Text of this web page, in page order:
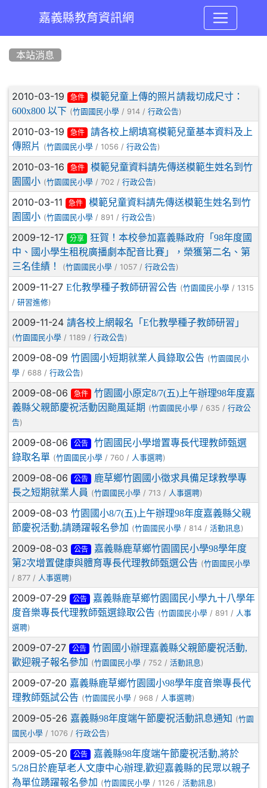
嘉義縣教育資訊網
本站消息
文章列表
2010-03-19 急件
模範兒童上傳的照片請裁切成尺寸：
600x800 以下 (竹園國民小學 / 914 / 行政公告)
2010-03-19 急件
請各校上網填寫模範兒童基本資料及上
傳照片 (竹園國民小學 / 1056 / 行政公告)
2010-03-16 急件
模範兒童資料請先傳送模範生姓名到竹
園國小 (竹園國民小學 / 702 / 行政公告)
2010-03-11 急件
模範兒童資料請先傳送模範生姓名到竹
園國小 (竹園國民小學 / 891 / 行政公告)
2009-12-17 分享
狂賀！本校參加嘉義縣政府「98年度國
中、國小學生租稅廣播劇本配音比賽」，榮獲第二名、第
三名佳績！
(竹園國民小學 / 1057 / 行政公告)
2009-11-27 E化教學種子教師研習公告 (竹園國民小學 / 1315
/ 研習進修)
2009-11-24 請各校上網報名「E化教學種子教師研習」
(竹園國民小學 / 1189 / 行政公告)
2009-08-09 竹園國小短期就業人員錄取公告 (竹園國民小
學 / 688 / 行政公告)
2009-08-06 急件
竹園國小原定8/7(五)上午辦理98年度嘉
義縣父親節慶祝活動因颱風延期 (竹園國民小學 / 635 / 行政公
告)
2009-08-06 公告
竹園國民小學增置專長代理教師甄選
錄取名單 (竹園國民小學 / 760 / 人事選聘)
2009-08-06 公告
鹿草鄉竹園國小徵求具備足球教學專
長之短期就業人員 (竹園國民小學 / 713 / 人事選聘)
2009-08-03 竹園國小8/7(五)上午辦理98年度嘉義縣父親
節慶祝活動,請踴躍報名參加 (竹園國民小學 / 814 / 活動訊息 )
2009-08-03 公告
嘉義縣鹿草鄉竹園國民小學98學年度
第2次增置健康與體育專長代理教師甄選公告 (竹園國民小學
/ 877 / 人事選聘)
2009-07-29 公告
嘉義縣鹿草鄉竹園國民小學九十八學年
度音樂專長代理教師甄選錄取公告 (竹園國民小學 / 891 / 人事
選聘)
2009-07-27 公告
竹園國小辦理嘉義縣父親節慶祝活動,
歡迎親子報名參加 (竹園國民小學 / 752 / 活動訊息 )
2009-07-20 嘉義縣鹿草鄉竹園國小98學年度音樂專長代
理教師甄試公告 (竹園國民小學 / 968 / 人事選聘)
2009-05-26 嘉義縣98年度端午節慶祝活動訊息通知 (竹園
國民小學 / 1076 / 行政公告)
2009-05-20 公告
嘉義縣98年度端午節慶祝活動,將於
5/28日於鹿草老人文康中心辦理,歡迎嘉義縣的民眾以親子
為單位踴躍報名參加 (竹園國民小學 / 1126 / 活動訊息 )